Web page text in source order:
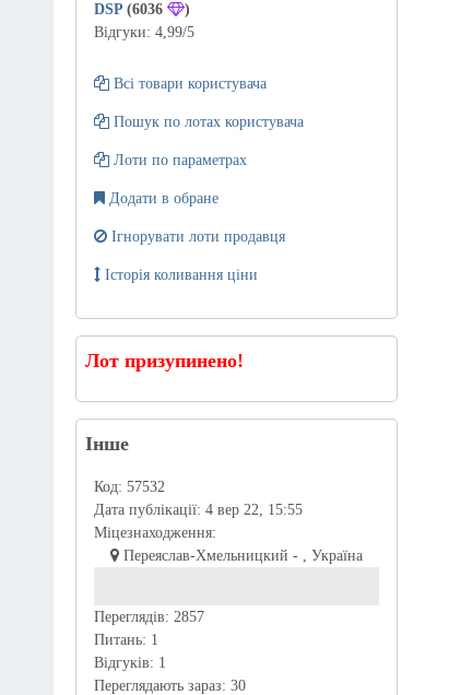
DSP (6036
)
Відгуки: 4,99/5
Всі товари користувача
Пошук по лотах користувача
Лоти по параметрах
Додати в обране
Ігнорувати лоти продавця
Історія коливання ціни
Лот призупинено!
Інше
Код: 57532
Дата публікації: 4 вер 22, 15:55
Міцезнаходження:
Переяслав-Хмельницкий - , Україна
Переглядів: 2857
Питань: 1
Відгуків: 1
Переглядають зараз: 30